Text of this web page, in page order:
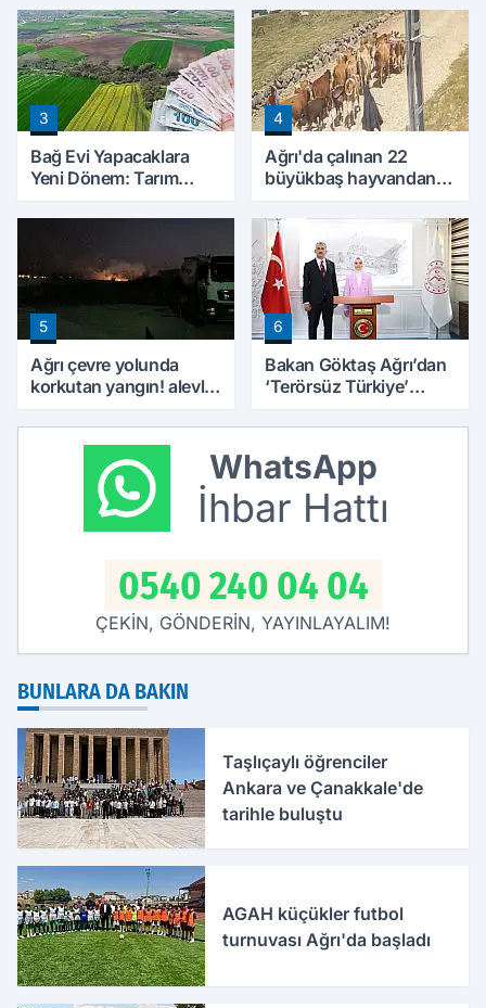
Limit 30 Bin TL Oldu
Olmaya Başladı
3
Bağ Evi Yapacaklara
Yeni Dönem: Tarım
Şartları Değişti
4
Ağrı'da çalınan 22
büyükbaş hayvandan
bulundu
5
Ağrı çevre yolunda
korkutan yangın! alevler
6
Bakan Göktaş Ağrı’dan
‘Terörsüz Türkiye’
WhatsApp
İhbar Hattı
0540 240 04 04
ÇEKİN, GÖNDERİN, YAYINLAYALIM!
BUNLARA DA BAKIN
Taşlıçaylı öğrenciler
Ankara ve Çanakkale'de
tarihle buluştu
AGAH küçükler futbol
turnuvası Ağrı'da başladı